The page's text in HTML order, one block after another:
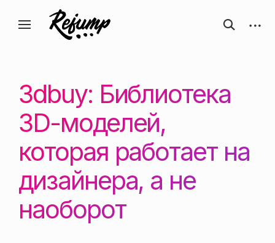
содержанию
Искусство, дизайн, вдохновение —
ReJump.ru
Блог о творчестве
открыть
форму
3dbuy: Библиотека
3D-моделей,
которая работает на
дизайнера, а не
наоборот